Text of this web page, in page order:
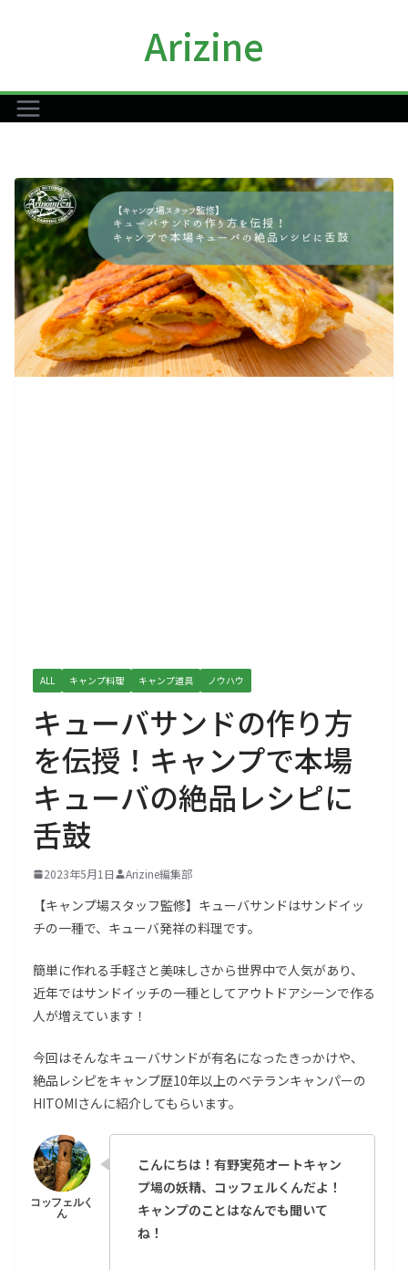
ン
Arizine
ALL キャンプ料理 キャンプ道具 ノウハウ
キューバサンドの作り方
を伝授！キャンプで本場
キューバの絶品レシピに
舌鼓
2023年5月1日 Arizine編集部
【キャンプ場スタッフ監修】キューバサンドはサンドイッ
チの一種で、キューバ発祥の料理です。
簡単に作れる手軽さと美味しさから世界中で人気があり、
近年ではサンドイッチの一種としてアウトドアシーンで作る
人が増えています！
今回はそんなキューバサンドが有名になったきっかけや、
絶品レシピをキャンプ歴10年以上のベテランキャンパーの
HITOMIさんに紹介してもらいます。
こんにちは！有野実苑オートキャン
プ場の妖精、コッフェルくんだよ！
キャンプのことはなんでも聞いて
ね！